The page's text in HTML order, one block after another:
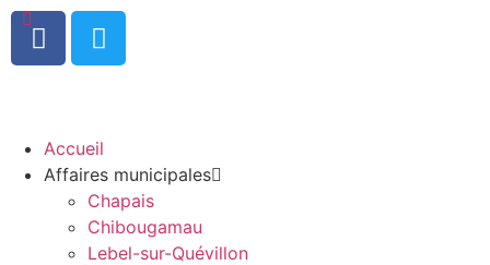
0
Accueil
Affaires municipales
Chapais
Chibougamau
Lebel-sur-Quévillon